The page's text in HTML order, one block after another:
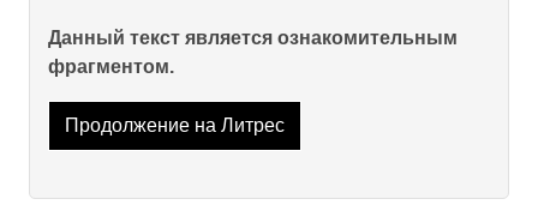
Данный текст является ознакомительным
фрагментом.
Продолжение на Литрес